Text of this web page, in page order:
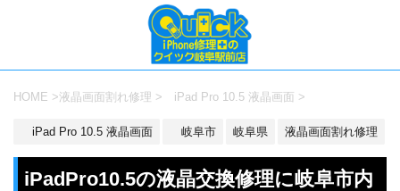
HOME >液晶画面割れ修理 > iPad Pro 10.5 液晶画面 >
iPad Pro 10.5 液晶画面 岐阜市 岐阜県 液晶画面割れ修理
iPadPro10.5の液晶交換修理に岐阜市内